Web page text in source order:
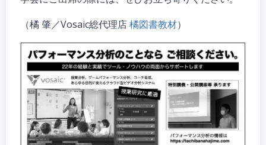
（橘 肇／Vosaic総代理店橘図書教材）